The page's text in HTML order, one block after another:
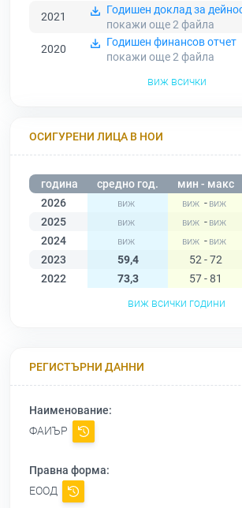
2021
Годишен доклад за
покажи още 2файла
2020
Годишен финансов отчет
покажи още 2файла
виж всички
ОСИГУРЕНИ ЛИЦА В НОИ
година средно год. мин - макс
2026
-
2025
-
2024
-
2023
59,4 52 - 72
2022
73,3 57 - 81
виж всички години
РЕГИСТЪРНИ ДАННИ
Наименование:
ФАИЪР
Правна форма:
ЕООД